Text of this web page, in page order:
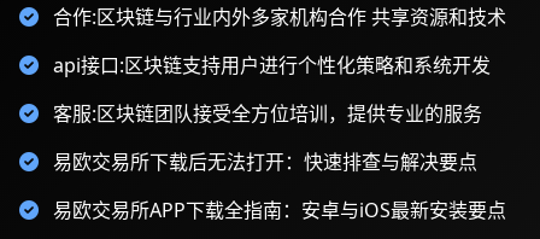
合作:区块链与行业内外多家机构合作 共享资源和技术
api接口:区块链支持用户进行个性化策略和系统开发
客服:区块链团队接受全方位培训，提供专业的服务
易欧交易所下载后无法打开：快速排查与解决要点
易欧交易所APP下载全指南：安卓与iOS最新安装要点